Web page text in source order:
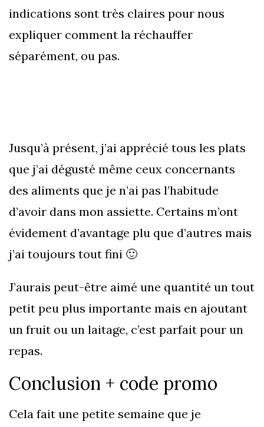
indications sont très claires pour nous
expliquer comment la réchauffer
séparément, ou pas.
Jusqu’à présent, j’ai apprécié tous les plats
que j’ai dégusté même ceux concernants
des aliments que je n’ai pas l’habitude
d’avoir dans mon assiette. Certains m’ont
évidement d’avantage plu que d’autres mais
j’ai toujours tout fini 🙂
J’aurais peut-être aimé une quantité un tout
petit peu plus importante mais en ajoutant
un fruit ou un laitage, c’est parfait pour un
repas.
Conclusion + code promo
Cela fait une petite semaine que je